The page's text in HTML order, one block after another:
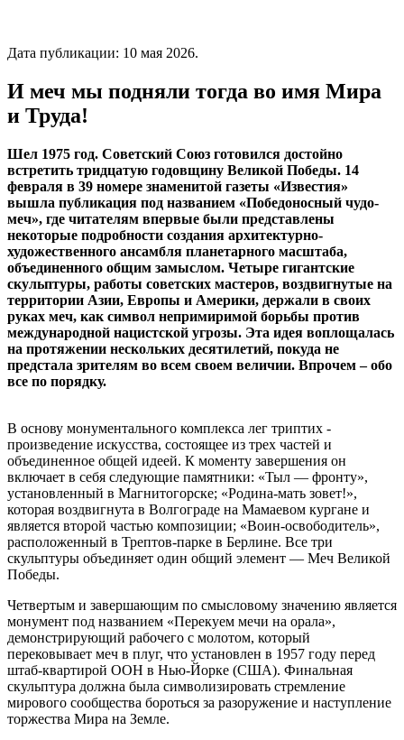
Дата публикации: 10 мая 2026.
И меч мы подняли тогда во имя Мира
и Труда!
Шел 1975 год. Советский Союз готовился достойно
встретить тридцатую годовщину Великой Победы. 14
февраля в 39 номере знаменитой газеты «Известия»
вышла публикация под названием «Победоносный чудо-
меч», где читателям впервые были представлены
некоторые подробности создания архитектурно-
художественного ансамбля планетарного масштаба,
объединенного общим замыслом. Четыре гигантские
скульптуры, работы советских мастеров, воздвигнутые на
территории Азии, Европы и Америки, держали в своих
руках меч, как символ непримиримой борьбы против
международной нацистской угрозы. Эта идея воплощалась
на протяжении нескольких десятилетий, покуда не
предстала зрителям во всем своем величии. Впрочем – обо
все по порядку.
В основу монументального комплекса лег триптих -
произведение искусства, состоящее из трех частей и
объединенное общей идеей. К моменту завершения он
включает в себя следующие памятники: «Тыл — фронту»,
установленный в Магнитогорске; «Родина-мать зовет!»,
которая воздвигнута в Волгограде на Мамаевом кургане и
является второй частью композиции; «Воин-освободитель»,
расположенный в Трептов-парке в Берлине. Все три
скульптуры объединяет один общий элемент — Меч Великой
Победы.
Четвертым и завершающим по смысловому значению является
монумент под названием «Перекуем мечи на орала»,
демонстрирующий рабочего с молотом, который
перековывает меч в плуг, что установлен в 1957 году перед
штаб-квартирой ООН в Нью-Йорке (США). Финальная
скульптура должна была символизировать стремление
мирового сообщества бороться за разоружение и наступление
торжества Мира на Земле.